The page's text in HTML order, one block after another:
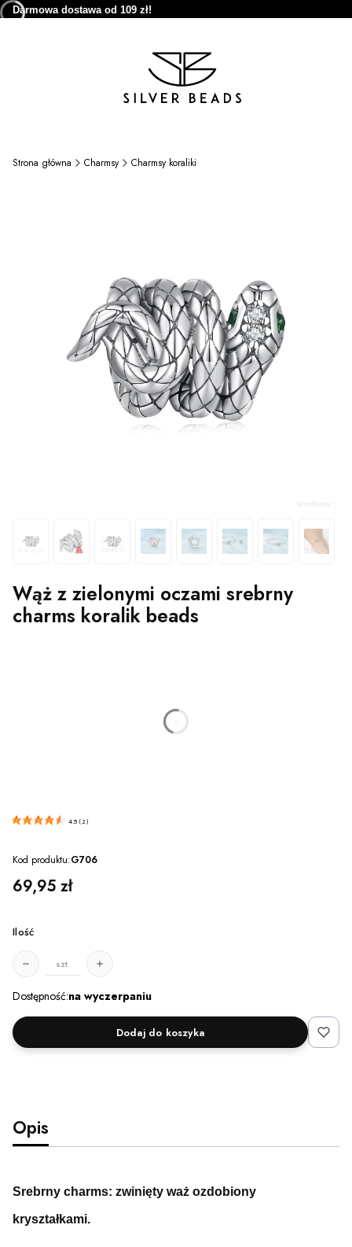
Darmowa dostawa od 109 zł!
Strona główna Charmsy Charmsy koraliki
Wąż z zielonymi oczami srebrny
charms koralik beads
godzin
4.5 ( 2 )
Kod produktu:G706
Cena
69,95 zł
Ilość
szt.
Dostępność:na wyczerpaniu
Dodaj do koszyka
Opis
Srebrny charms: zwinięty waż ozdobiony
kryształkami.